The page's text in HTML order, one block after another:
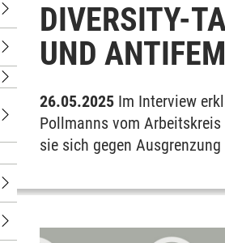
Untermenu Gleichstellungs- und
Untermenu Angebote und Informationen
Untermenu Familienservice
Untermenu Programme für
Untermenu Netzwerk Geschlechter- und
Untermenu Infoportal: Gegen sexuelle
DIVERSITY-
UND
26.05.2025 Im Interview
Pollmanns vom
sie sich gegen